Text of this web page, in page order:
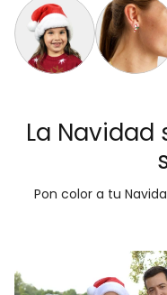
La Navidad
Pon color a tu